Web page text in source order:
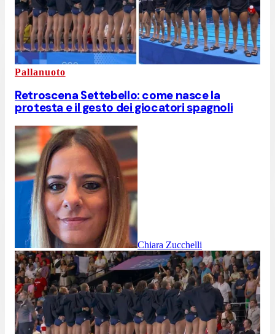
Pallanuoto
Retroscena Settebello: come nasce la
protesta e il gesto dei giocatori spagnoli
Chiara Zucchelli